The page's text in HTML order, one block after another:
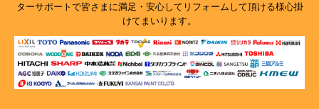
ターサポートで皆さまに満足・安心してリフォームして頂ける様心掛
けてまいります。